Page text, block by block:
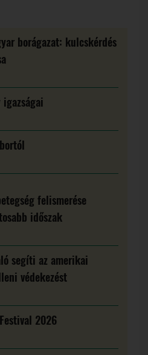
borágazat: kulcskérdés
igazságai
felismerése
időszak
segíti az amerikai
védekezést
2026